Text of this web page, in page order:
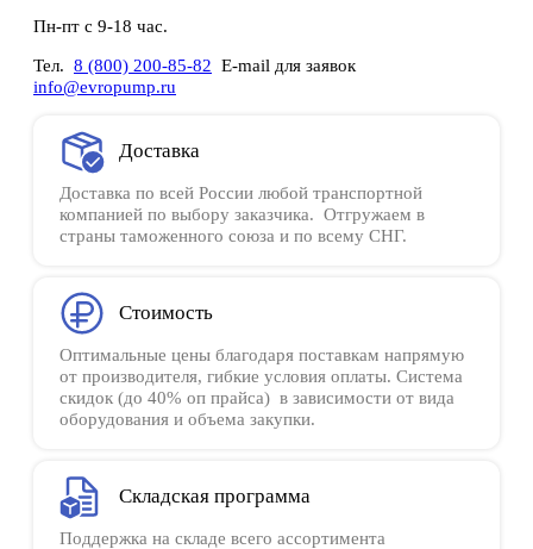
Пн-пт с 9-18 час.
Тел. 8 (800) 200-85-82 E-mail для заявок
info@evropump.ru
Доставка
Доставка по всей России любой транспортной
компанией по выбору заказчика. Отгружаем в
страны таможенного союза и по всему СНГ.
Стоимость
Оптимальные цены благодаря поставкам напрямую
от производителя, гибкие условия оплаты. Система
скидок (до 40% оп прайса) в зависимости от вида
оборудования и объема закупки.
Складская программа
Поддержка на складе всего ассортимента